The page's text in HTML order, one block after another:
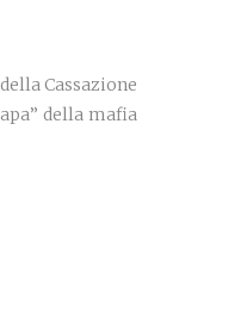
Cassazione
della mafia